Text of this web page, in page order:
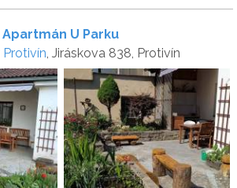
Apartmán U Parku
Protivín , Jiráskova 838, Protivín